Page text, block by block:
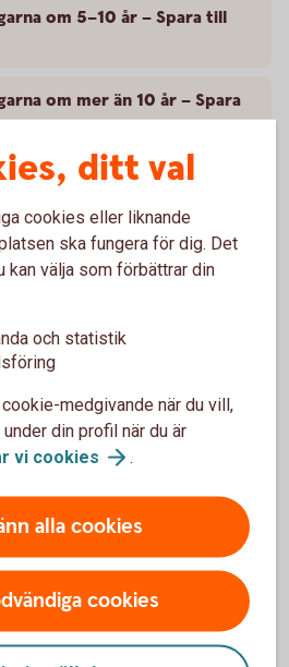
om 5–10 år – Spara till
om mer än 10 år – Spara
om 1-2 år –
utgifter som ett
trasig diskmaskin är det bra
pengarna snabbt bör du ta
till buffet. Det smidigaste är
om 1–4 år –
ditt val
cookies eller liknande
ska fungera för dig. Det
kan välja som förbättrar din
och statistik
medgivande när du vill,
din profil när du är
vi cookies .
alla cookies
cookies